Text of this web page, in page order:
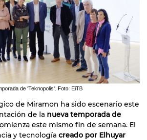
de 'Teknopolis'. Foto: EiTB
de Miramon ha sido escenario este
de la nueva temporada de
este mismo fin de semana. El
y tecnología creado por Elhuyar